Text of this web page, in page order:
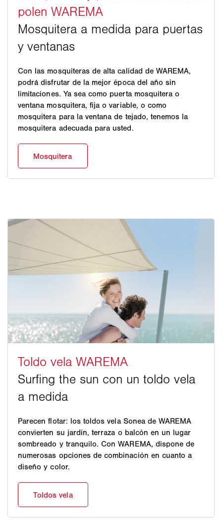
Con las mosquiteras de alta calidad de WAREMA,
podrá disfrutar de la mejor época del año sin
limitaciones. Ya sea como puerta mosquitera o
ventana mosquitera, fija o variable, o como
mosquitera para la ventana de tejado, tenemos la
mosquitera adecuada para usted.
Parecen flotar: los toldos vela Sonea de WAREMA
convierten su jardín, terraza o balcón en un lugar
sombreado y tranquilo. Con WAREMA, dispone de
numerosas opciones de combinación en cuanto a
diseño y color.